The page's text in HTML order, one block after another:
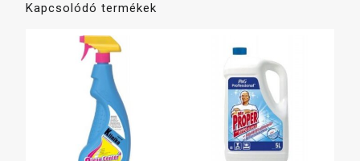
Kapcsolódó termékek